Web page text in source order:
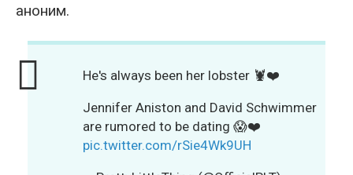
аноним.
He's always been her lobster 🦞❤️
Jennifer Aniston and David Schwimmer
are rumored to be dating 😱❤️
pic.twitter.com/rSie4Wk9UH